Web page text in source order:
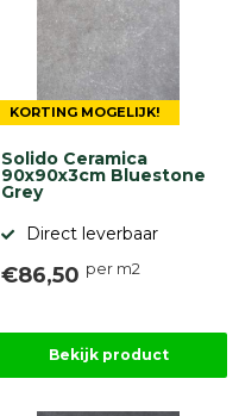
KORTING MOGELIJK!
Solido Ceramica
90x90x3cm Bluestone
Grey
Direct leverbaar
€86,50 per m2
Bekijk product